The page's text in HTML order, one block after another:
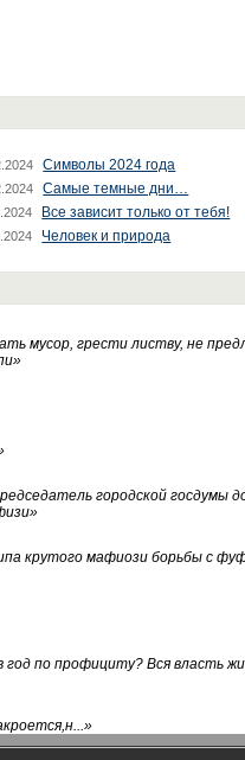
Символы 2024 года
Самые темные дни…
Все зависит только от тебя!
Человек и природа
мусор, грести листву, не
»
городской госдумы
»
крутого мафиози борьбы с
по профициту? Вся власть
»